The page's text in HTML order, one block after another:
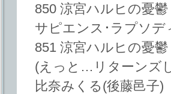
850 涼宮ハルヒの憂
サピエンス･ラプソ
851 涼宮ハルヒの憂
(えっと…リターンズ
比奈みくる(後藤邑子)